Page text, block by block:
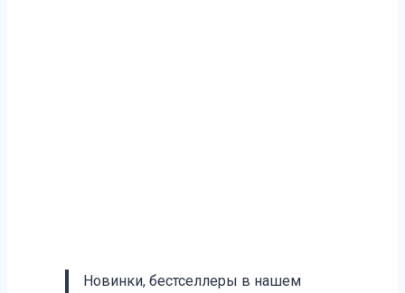
Новинки, бестселлеры в нашем